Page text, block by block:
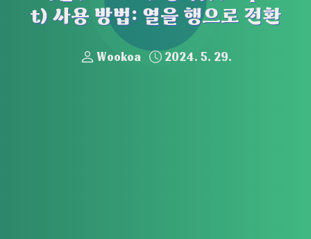
t) 사용 방법: 열을 행으로 전환
Wookoa 2024. 5. 29.